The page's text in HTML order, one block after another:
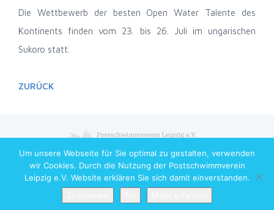
Die Wettbewerb der besten Open Water Talente des
Kontinents finden vom 23. bis 26. Juli im ungarischen
Sukoro statt.
ZURÜCK
Copyright © 2026 Postschwimmverein Leipzig e.V. All Rights Reserved
Um unsere Webseite für Sie optimal zu gestalten, verwenden
wir Cookies. Durch die Nutzung der Postschwimmverein
Leipzig e.V. Website erklären Sie sich damit einverstanden.
News Wettkämpfe Training